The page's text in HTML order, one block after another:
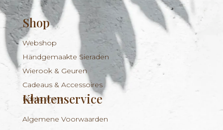
Shop
Webshop
Handgemaakte Sieraden
Wierook & Geuren
Cadeaus & Accessoires
Edelstenen
Klantenservice
Algemene Voorwaarden